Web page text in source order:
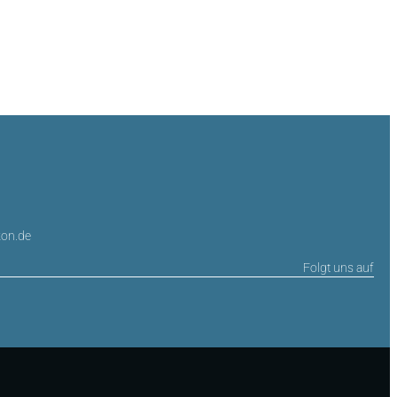
Folgt uns auf